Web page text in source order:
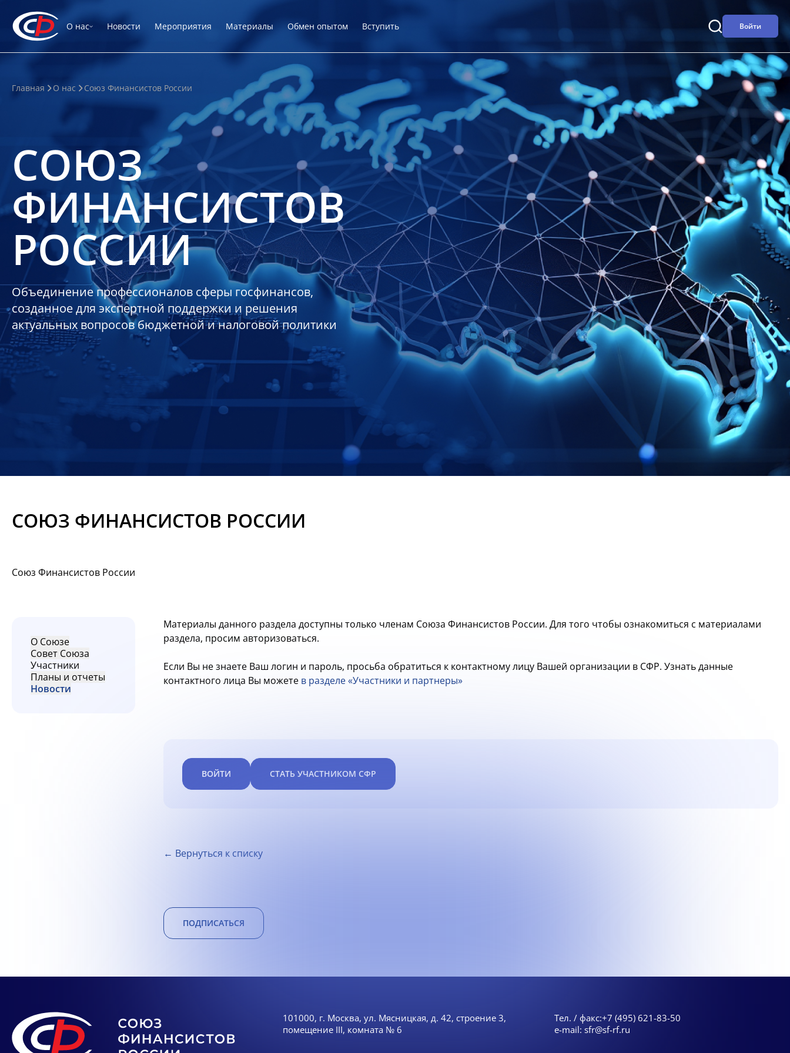
О нас Новости Мероприятия Материалы Обмен опытом Вступить Войти
Главная О нас Союз Финансистов России
СОЮЗ
ФИНАНСИСТОВ
РОССИИ
Объединение профессионалов сферы госфинансов,
созданное для экспертной поддержки и решения
актуальных вопросов бюджетной и налоговой политики
СОЮЗ ФИНАНСИСТОВ РОССИИ
Союз Финансистов России
О Союзе
Совет Союза
Участники
Планы и отчеты
Новости
Материалы данного раздела доступны только членам Союза Финансистов России. Для того чтобы ознакомиться с материалами
раздела, просим авторизоваться.
Если Вы не знаете Ваш логин и пароль, просьба обратиться к контактному лицу Вашей организации в СФР. Узнать данные
контактного лица Вы можете в разделе «Участники и партнеры»
ВОЙТИ СТАТЬ УЧАСТНИКОМ СФР
← Вернуться к списку
ПОДПИСАТЬСЯ
101000, г. Москва, ул. Мясницкая, д. 42, строение 3,
помещение III, комната № 6
Тел. / факс:+7 (495) 621-83-50
e-mail: sfr@sf-rf.ru